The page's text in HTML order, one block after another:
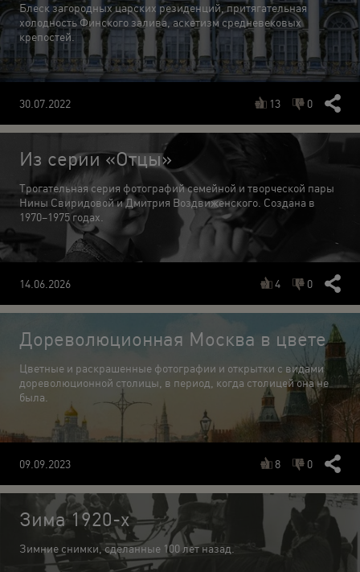
Блеск загородных царских резиденций, притягательная
холодность Финского залива, аскетизм средневековых
крепостей.
30.07.2022 13 0
Из серии «Отцы»
Трогательная серия фотографий семейной и творческой пары
Нины Свиридовой и Дмитрия Воздвиженского. Создана в
1970–1975 годах.
14.06.2026 4 0
Дореволюционная Москва в цвете
Цветные и раскрашенные фотографии и открытки с видами
дореволюционной столицы, в период, когда столицей она не
была.
09.09.2023 8 0
Зима 1920-х
Зимние снимки, сделанные 100 лет назад.